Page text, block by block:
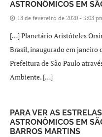
ASTRONÔMICOS EM
18 de fevereiro de 2020 - 3:08
[…] Planetário Aristóteles
Brasil, inaugurado em janeiro
Prefeitura de São Paulo
Ambiente. […]
PARA VER AS
ASTRONÔMICOS EM
BARROS MARTINS